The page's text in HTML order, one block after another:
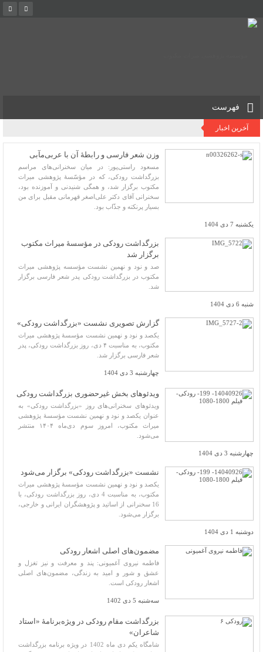
فهرست
آخرین اخبار
وزن شعر فارسی و رابطۀ آن با عربی‌مآبی
مسعود راستی‌پور: در میان سخنرانی‌های مراسم
بزرگداشت رودکی، که در مؤسّسۀ پژوهشی میراث
مکتوب برگزار شد، و همگی شنیدنی و آموزنده بود،
سخنرانی آقای دکتر علی‌اصغر قهرمانی مقبل برای من
بسیار پرنکته و جذّاب بود.
یکشنبه 7 دی 1404
بزرگداشت رودکی در مؤسسۀ میراث مکتوب
برگزار شد
صد و نود و نهمین نشست مؤسسه پژوهشی میراث
مکتوب در بزرگداشت رودکی پدر شعر فارسی برگزار
شد.
شنبه 6 دی 1404
گزارش تصویری نشست «بزرگداشت رودکی»
یکصد و نود و نهمین نشست مؤسسۀ پژوهشی میراث
مکتوب، به مناسبت ۴ دی، روز بزرگداشت رودکی، پدر
شعر فارسی برگزار شد.
چهارشنبه 3 دی 1404
ویدئوهای بخش غیرحضوری بزرگداشت رودکی
ویدئوهای سخنرانی‌های روز «بزرگداشت رودکی» به
عنوان یکصد و نود و نهمین نشست مؤسسۀ پژوهشی
میراث مکتوب، امروز سوم دی‌ماه ۱۴۰۴ منتشر
می‌شود.
چهارشنبه 3 دی 1404
نشست «بزرگداشت رودکی» برگزار می‌شود
یکصد و نود و نهمین نشست مؤسسۀ پژوهشی میراث
مکتوب، به مناسبت 4 دی، روز بزرگداشت رودکی، با
16 سخنرانی از اساتید و پژوهشگران ایرانی و خارجی،
برگزار می‌شود.
دوشنبه 1 دی 1404
مضمون‌های اصلی اشعار رودکی
فاطمه نیروی آغمیونی: پند و معرفت و نیز تغزل و
عشق و شور و امید به زندگی، مضمون‌های اصلی
اشعار رودکی است.
سه‌شنبه 5 دی 1402
بزرگداشت مقام رودکی در ویژه‌برنامۀ «استاد
شاعران»
شامگاه یکم دی ماه 1402 در ویژه برنامه بزرگداشت